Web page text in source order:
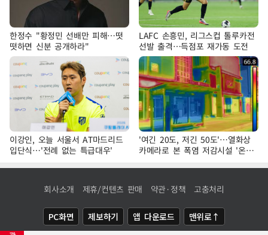
한정수 "황정민 선배만 피해…떳
떳하면 신분 공개하라"
LAFC 손흥민, 리그스컵 톨루카전
선발 출격…득점포 재가동 도전
이강인, 오늘 서울서 AT마드리드
입단식…'전례 없는 특급대우'
'여긴 20도, 저긴 50도'…열화상
카메라로 본 폭염 저감시설 '온도
차'
회사소개 제휴/컨텐츠 판매 약관·정책 고충처리
PC화면 제보하기 앱 다운로드 맨위로↑